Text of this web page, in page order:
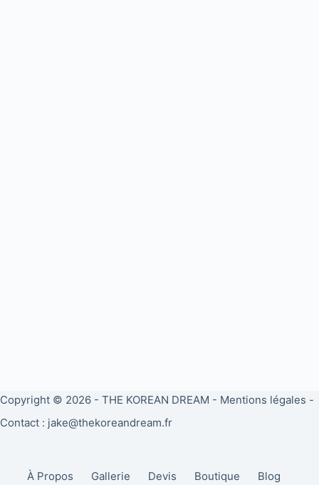
Copyright © 2026 - THE KOREAN DREAM - Mentions légales -
Contact : jake@thekoreandream.fr
À Propos Gallerie Devis Boutique Blog